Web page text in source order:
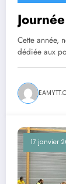
Cette année,
dédiée aux
17 janvier